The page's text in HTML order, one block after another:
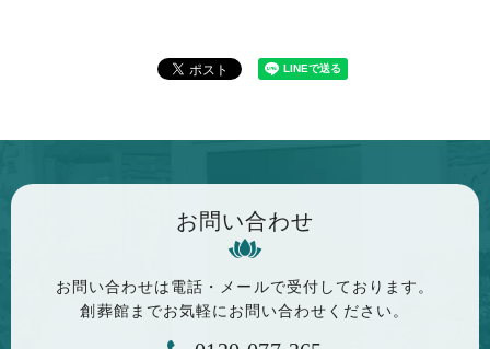
お問い合わせ
お問い合わせは電話・メールで受付しております。
創葬館までお気軽に お問い合わせください。